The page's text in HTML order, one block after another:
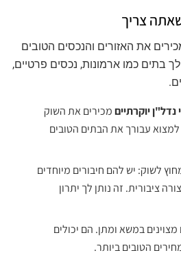
צריך
את האזורים והנכסים הטובים
בתים כמו ארמונות, נכסים פרטיים,
נדל"ן יוקרתייםמכירים את השוק
עבורך את הבתים הטובים
לשוק: יש להם חיבורים מיוחדים
ציבורית. זה נותן לך יתרון
במשא ומתן. הם יכולים
הטובים ביותר.